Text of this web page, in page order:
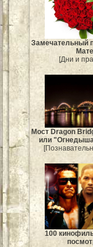
Замечательный
[Дни и
Мост Dragon
или
100